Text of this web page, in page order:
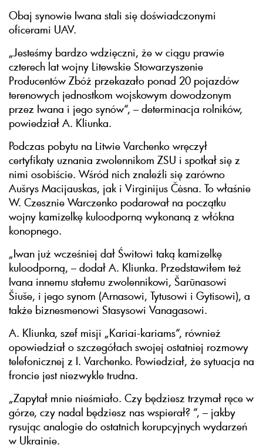
Obaj synowie Iwana stali się doświadczonymi
oficerami UAV.
„Jesteśmy bardzo wdzięczni, że w ciągu prawie
czterech lat wojny Litewskie Stowarzyszenie
Producentów Zbóż przekazało ponad 20 pojazdów
terenowych jednostkom wojskowym dowodzonym
przez Iwana i jego synów“, – determinacja rolników,
powiedział A. Kliunka.
Podczas pobytu na Litwie Varchenko wręczył
certyfikaty uznania zwolennikom ZSU i spotkał się z
nimi osobiście. Wśród nich znaleźli się zarówno
Aušrys Macijauskas, jak i Virginijus Čėsna. To właśnie
W. Czesznie Warczenko podarował na początku
wojny kamizelkę kuloodporną wykonaną z włókna
konopnego.
„Iwan już wcześniej dał Świtowi taką kamizelkę
kuloodporną, – dodał A. Kliunka. Przedstawiłem też
Ivana innemu stałemu zwolennikowi, Šarūnasowi
Šiuše, i jego synom (Arnasowi, Tytusowi i Gytisowi), a
także biznesmenowi Stasysowi Vanagasowi.
A. Kliunka, szef misji „Kariai-kariams“, również
opowiedział o szczegółach swojej ostatniej rozmowy
telefonicznej z I. Varchenko. Powiedział, że sytuacja na
froncie jest niezwykle trudna.
„Zapytał mnie nieśmiało. Czy będziesz trzymał ręce w
górze, czy nadal będziesz nas wspierał? “, – jakby
rysując analogie do ostatnich korupcyjnych wydarzeń
w Ukrainie.